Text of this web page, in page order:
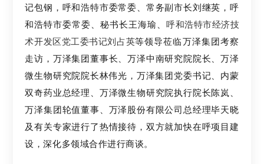
记包钢，呼和浩特市委常委、常务副市长刘继英，呼
和浩特市委常委、秘书长王海瑜、呼和浩特市经济技
术开发区党工委书记刘占英等领导莅临万泽集团考察
走访，万泽集团董事长、万泽中南研究院院长、万泽
微生物研究院院长林伟光， 万泽集团党委书记、内蒙
双奇药业总经理、万泽微生物研究院执行院长陈岚、
万泽集团轮值董事、万泽股份有限公司总经理毕天晓
及有关专家进行了热情接待，双方就加快在呼项目建
设，深化多领域合作进行商谈。